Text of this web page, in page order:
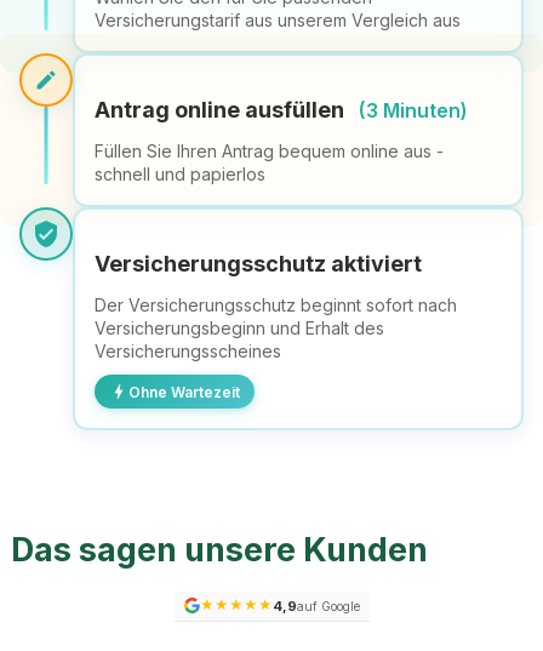
Versicherungstarif aus unserem Vergleich aus
edit
Antrag online ausfüllen (3 Minuten)
Füllen Sie Ihren Antrag bequem online aus -
schnell und papierlos
verified_user
Versicherungsschutz aktiviert
Der Versicherungsschutz beginnt sofort nach
Versicherungsbeginn und Erhalt des
Versicherungsscheines
bolt Ohne Wartezeit
Das sagen unsere Kunden
★ ★ ★ ★ ★ 4,9auf Google